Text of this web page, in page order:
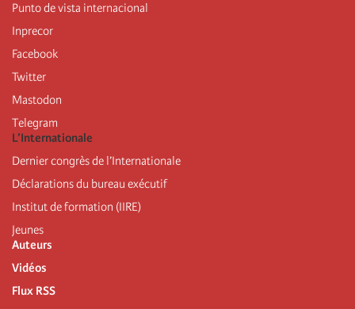
Punto de vista internacional
Inprecor
Facebook
Twitter
Mastodon
Telegram
L’Internationale
Dernier congrès de l’Internationale
Déclarations du bureau exécutif
Institut de formation (IIRE)
Jeunes
Auteurs
Vidéos
Flux RSS